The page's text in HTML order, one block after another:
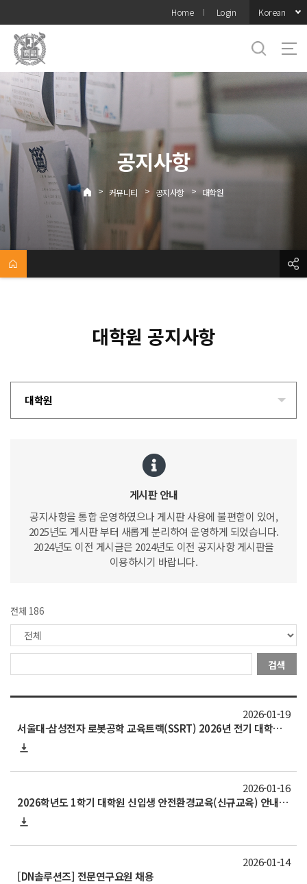
메뉴
Home Login Korean
공지사항
> 커뮤니티 > 공지사항 > 대학원
대학원 공지사항
대학원
게시판 안내
공지사항을 통합 운영하였으나 게시판 사용에 불편함이 있어,
2025년도 게시판 부터 새롭게 분리하여 운영하게 되었습니다.
2024년도 이전 게시글은 2024년도 이전 공지사항 게시판을
이용하시기 바랍니다.
전체 186
검색
서울대-삼성전자 로봇공학 교육트랙(SSRT) 2026년 전기 대학원 석사과정 트랙학생 모집(지원 ~2/18)
2026-01-19
2026학년도 1학기 대학원 신입생 안전환경교육(신규교육) 안내(신청 1/21~2/2)
2026-01-16
[DN솔루션즈] 전문연구요원 채용
2026-01-14